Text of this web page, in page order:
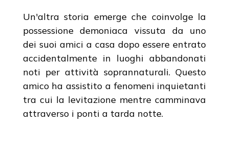
Un'altra storia emerge che coinvolge la
possessione demoniaca vissuta da uno
dei suoi amici a casa dopo essere entrato
accidentalmente in luoghi abbandonati
noti per attività soprannaturali. Questo
amico ha assistito a fenomeni inquietanti
tra cui la levitazione mentre camminava
attraverso i ponti a tarda notte.